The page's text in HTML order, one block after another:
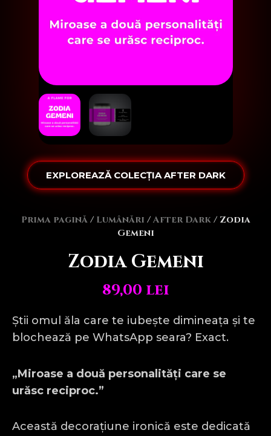
EXPLOREAZĂ COLECȚIA AFTER DARK
Prima pagină/ Lumânări /After Dark/ Zodia
Gemeni
Zodia Gemeni
89,00 lei
Știi omul ăla care te iubește dimineața și te
blochează pe WhatsApp seara? Exact.
„Miroase a două personalități care se
urăsc reciproc.”
Această decorațiune ironică este dedicată